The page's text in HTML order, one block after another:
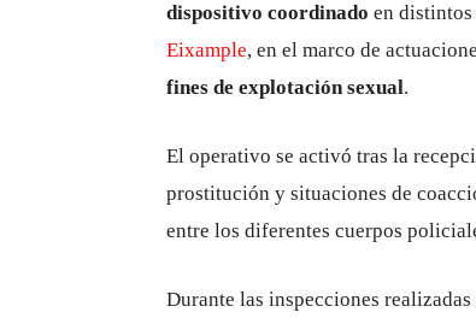
dispositivo coordinado en
Eixample, en el marco de
fines de explotación sexual.
El operativo se activó tras la
prostitución y situaciones de
entre los diferentes cuerpos
Durante las inspecciones